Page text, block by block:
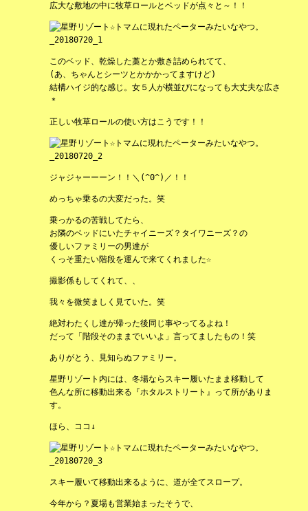
広大な敷地の中に牧草ロールとベッドが点々と～！！
このベッド、乾燥した藁とか敷き詰められてて、
(あ、ちゃんとシーツとかかかってますけど)
結構ハイジ的な感じ。女５人が横並びになっても大丈夫な広さ
＊
正しい牧草ロールの使い方はこうです！！
ジャジャーーーン！！＼(^0^)／！！
めっちゃ乗るの大変だった。笑
乗っかるの苦戦してたら、
お隣のベッドにいたチャイニーズ？タイワニーズ？の
優しいファミリーの男達が
くっそ重たい階段を運んで来てくれました☆
撮影係もしてくれて、、
我々を微笑ましく見ていた。笑
絶対わたくし達が帰った後同じ事やってるよね！
だって「階段そのままでいいよ」言ってましたもの！笑
ありがとう、見知らぬファミリー。
星野リゾート内には、冬場ならスキー履いたまま移動して
色んな所に移動出来る『ホタルストリート』って所がありま
す。
ほら、ココ↓
スキー履いて移動出来るように、道が全てスロープ。
今年から？夏場も営業始まったそうで、